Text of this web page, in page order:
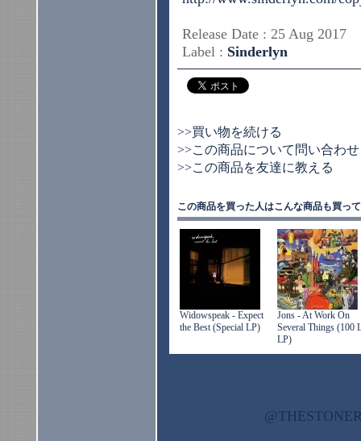
Release Date : 25 Aug 2017
Label : Sinderlyn
>>買い物を続ける
>>この商品について問い合わ
>>この商品を友達に教える
この商品を買った人はこんな商品も買っ
Widowspeak - Expect
the Best (Special LP)
Jons - At Work On
Several Things (100
LP)